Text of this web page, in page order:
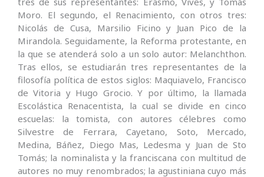
Moro. El segundo, el Renacimiento, con otros tres:
Nicolás de Cusa, Marsilio Ficino y Juan Pico de la
Mirandola. Seguidamente, la Reforma protestante, en
la que se atenderá solo a un solo autor: Melanchthon.
Tras ellos, se estudiarán tres representantes de la
filosofía política de estos siglos: Maquiavelo, Francisco
de Vitoria y Hugo Grocio. Y por último, la llamada
Escolástica Renacentista, la cual se divide en cinco
escuelas: la tomista, con autores célebres como
Silvestre de Ferrara, Cayetano, Soto, Mercado,
Medina, Báñez, Diego Mas, Ledesma y Juan de Sto
Tomás; la nominalista y la franciscana con multitud de
autores no muy renombrados; la agustiniana cuyo más